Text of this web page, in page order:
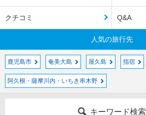
クチコミ Q&A
人気の旅行先
鹿児島市 奄美大島 屋久島 指宿
阿久根・薩摩川内・いちき串木野
キーワード検索